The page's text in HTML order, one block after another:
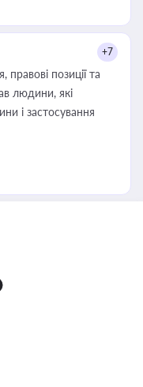
+7
позиції та
людини, які
і застосування